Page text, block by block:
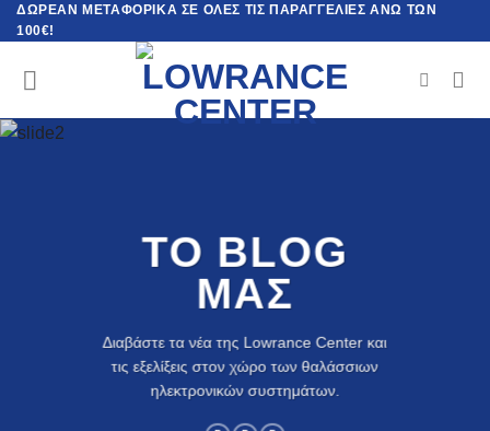
Μετάβαση
στο
περιεχόμενο
ΔΩΡΕΆΝ ΜΕΤΑΦΟΡΙΚΆ ΣΕ ΌΛΕΣ ΤΙΣ ΠΑΡΑΓΓΕΛΊΕΣ ΆΝΩ ΤΩΝ
100€!
Αναζήτηση
ΤΟ BLOG
ΜΑΣ
Διαβάστε τα νέα της Lowrance Center και
τις εξελίξεις στον χώρο των θαλάσσιων
ηλεκτρονικών συστημάτων.